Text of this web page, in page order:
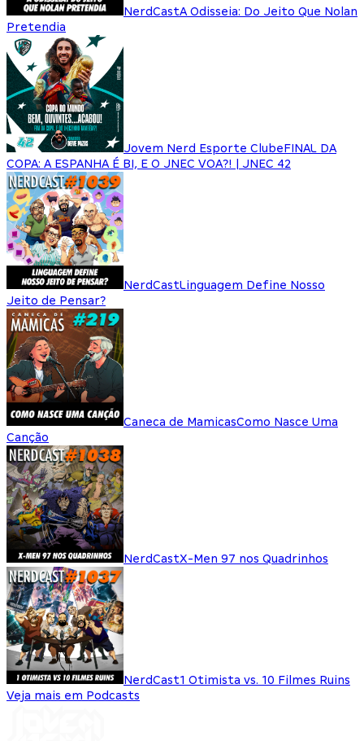
NerdCastA Odisseia: Do Jeito Que Nolan
Pretendia
Jovem Nerd Esporte ClubeFINAL DA
COPA: A ESPANHA É BI, E O JNEC VOA?! | JNEC 42
NerdCastLinguagem Define Nosso
Jeito de Pensar?
Caneca de MamicasComo Nasce Uma
Canção
NerdCastX-Men 97 nos Quadrinhos
NerdCast1 Otimista vs. 10 Filmes Ruins
Veja mais em Podcasts